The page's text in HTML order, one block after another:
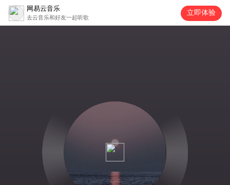
网易云音乐
去云音乐和好友一起听歌
立即体验